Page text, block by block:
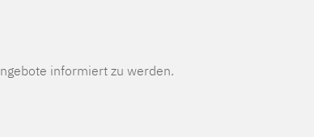
informiert zu werden.